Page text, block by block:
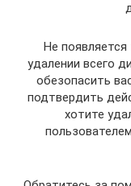
Не появляется
удалении всего
обезопасить
подтвердить
хотите